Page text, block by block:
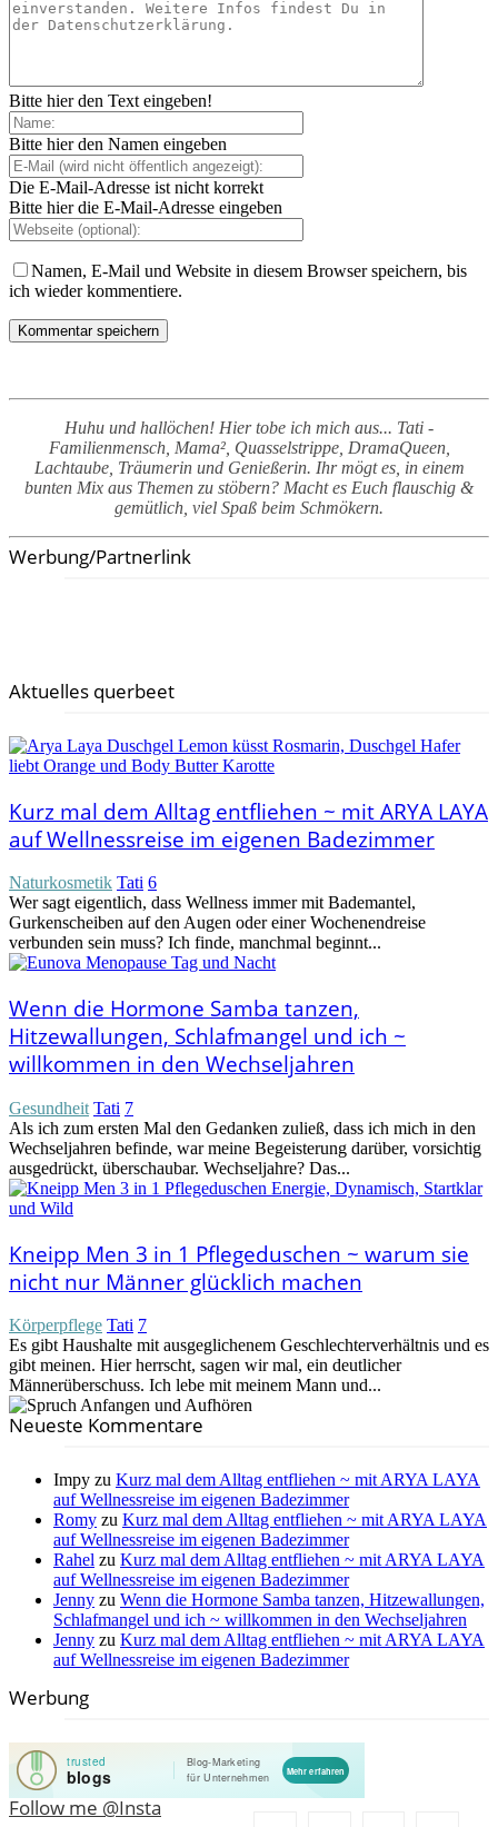
Bitte hier den Text eingeben!
Bitte hier den Namen eingeben
Die E-Mail-Adresse ist nicht korrekt
Bitte hier die E-Mail-Adresse eingeben
Namen, E-Mail und Website in diesem Browser speichern, bis
ich wieder kommentiere.
Huhu und hallöchen! Hier tobe ich mich aus... Tati -
Familienmensch, Mama², Quasselstrippe, DramaQueen,
Lachtaube, Träumerin und Genießerin. Ihr mögt es, in einem
bunten Mix aus Themen zu stöbern? Macht es Euch flauschig &
gemütlich, viel Spaß beim Schmökern.
Werbung/Partnerlink
Aktuelles querbeet
Kurz mal dem Alltag entfliehen ~ mit ARYA LAYA
auf Wellnessreise im eigenen Badezimmer
Naturkosmetik Tati 6
Wer sagt eigentlich, dass Wellness immer mit Bademantel,
Gurkenscheiben auf den Augen oder einer Wochenendreise
verbunden sein muss? Ich finde, manchmal beginnt...
Wenn die Hormone Samba tanzen,
Hitzewallungen, Schlafmangel und ich ~
willkommen in den Wechseljahren
Gesundheit Tati 7
Als ich zum ersten Mal den Gedanken zuließ, dass ich mich in den
Wechseljahren befinde, war meine Begeisterung darüber, vorsichtig
ausgedrückt, überschaubar. Wechseljahre? Das...
Kneipp Men 3 in 1 Pflegeduschen ~ warum sie
nicht nur Männer glücklich machen
Körperpflege Tati 7
Es gibt Haushalte mit ausgeglichenem Geschlechterverhältnis und es
gibt meinen. Hier herrscht, sagen wir mal, ein deutlicher
Männerüberschuss. Ich lebe mit meinem Mann und...
Neueste Kommentare
Impy zu Kurz mal dem Alltag entfliehen ~ mit ARYA LAYA
auf Wellnessreise im eigenen Badezimmer
Romy zu Kurz mal dem Alltag entfliehen ~ mit ARYA LAYA
auf Wellnessreise im eigenen Badezimmer
Rahel zu Kurz mal dem Alltag entfliehen ~ mit ARYA LAYA
auf Wellnessreise im eigenen Badezimmer
Jenny zu Wenn die Hormone Samba tanzen, Hitzewallungen,
Schlafmangel und ich ~ willkommen in den Wechseljahren
Jenny zu Kurz mal dem Alltag entfliehen ~ mit ARYA LAYA
auf Wellnessreise im eigenen Badezimmer
Werbung
Follow me @Insta